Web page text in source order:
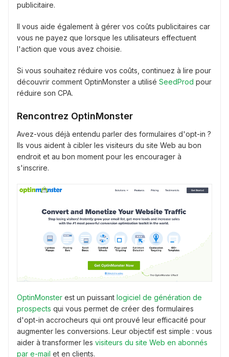
publicitaire.
Il vous aide également à gérer vos coûts publicitaires car
vous ne payez que lorsque les utilisateurs effectuent
l'action que vous avez choisie.
Si vous souhaitez réduire vos coûts, continuez à lire pour
découvrir comment OptinMonster a utilisé SeedProd pour
réduire son CPA.
Rencontrez OptinMonster
Avez-vous déjà entendu parler des formulaires d'opt-in ?
Ils vous aident à cibler les visiteurs du site Web au bon
endroit et au bon moment pour les encourager à
s'inscrire.
OptinMonster est un puissant logiciel de génération de
prospects qui vous permet de créer des formulaires
d'opt-in accrocheurs qui ont prouvé leur efficacité pour
augmenter les conversions. Leur objectif est simple : vous
aider à transformer les visiteurs du site Web en abonnés
par e-mail et en clients.